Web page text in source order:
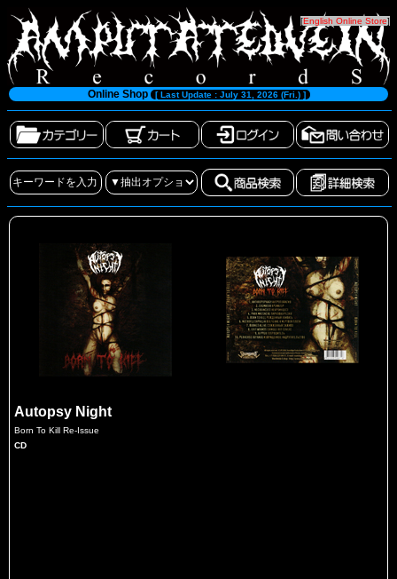
[English Online Store]
Online Shop [ Last Update : July 31, 2026 (Fri.) ]
Autopsy Night
Born To Kill Re-Issue
CD